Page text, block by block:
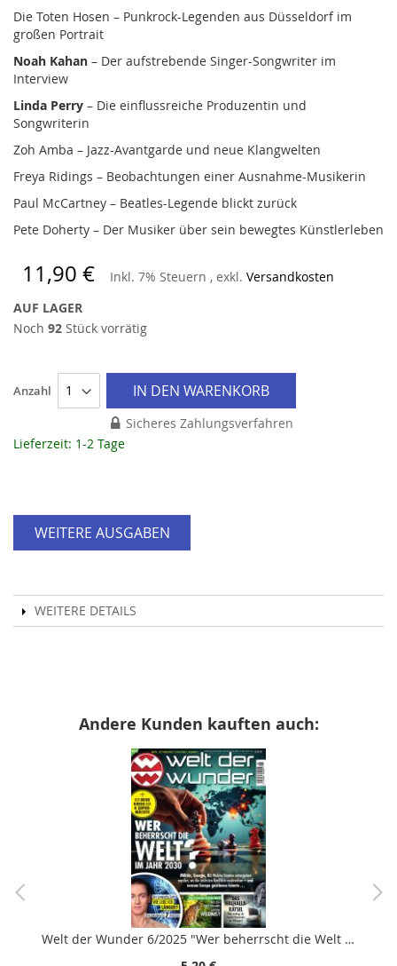
Die Toten Hosen – Punkrock-Legenden aus Düsseldorf im
großen Portrait
Noah Kahan – Der aufstrebende Singer-Songwriter im
Interview
Linda Perry – Die einflussreiche Produzentin und
Songwriterin
Zoh Amba – Jazz-Avantgarde und neue Klangwelten
Freya Ridings – Beobachtungen einer Ausnahme-Musikerin
Paul McCartney – Beatles-Legende blickt zurück
Pete Doherty – Der Musiker über sein bewegtes Künstlerleben
11,90 € Inkl. 7% Steuern , exkl. Versandkosten
AUF LAGER
Noch 92 Stück vorrätig
Anzahl IN DEN WARENKORB
Sicheres Zahlungsverfahren
Lieferzeit: 1-2 Tage
WEITERE AUSGABEN
WEITERE DETAILS
Andere Kunden kauften auch:
Welt der Wunder 6/2025 "Wer beherrscht die Welt im Jahr 2030?"